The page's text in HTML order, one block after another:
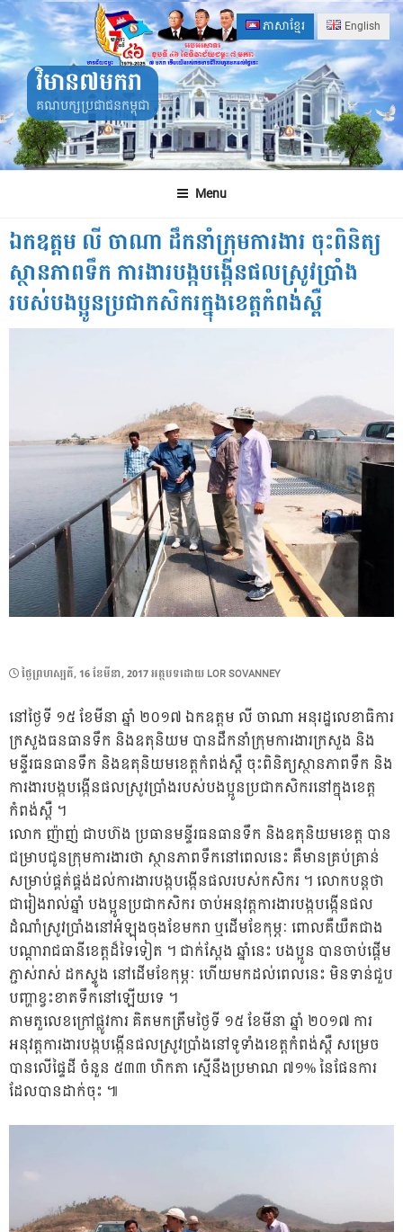
Skip
to
content
ភាសាខ្មែរ English
វិមាន៧មករា
គណបក្សប្រជាជនកម្ពុជា
Menu
ឯកឧត្តម លី ចាណា ដឹកនាំក្រុមការងារ ចុះពិនិត្យ
ស្ថានភាពទឹក ការងារបង្កបង្កើនផលស្រូវប្រាំង
របស់បងប្អូនប្រជាកសិករក្នុងខេត្តកំពង់ស្ពឺ
POSTED
ថ្ងៃ​ព្រហស្បតិ៍, 16 ខែ​មីនា, 2017អត្ថបទដោយ LOR SOVANNEY
នៅថ្ងៃទី ១៥ ខែមីនា ឆ្នាំ ២០១៧ ឯកឧត្តម លី ចាណា អនុរដ្ឋលេខាធិការ
ក្រសួងធនធានទឹក និងឧតុនិយម បានដឹកនាំក្រុមការងារក្រសួង និង
មន្ទីរធនធានទឹក និងឧតុនិយមខេត្តកំពង់ស្ពឺ ចុះពិនិត្យស្ថានភាពទឹក និង
ការងារបង្កបង្កើនផលស្រូវប្រាំងរបស់បងប្អូនប្រជាកសិករនៅក្នុងខេត្ត
កំពង់ស្ពឺ ។
លោក ញ៉ាញ់ ជាបហ៊ង ប្រធានមន្ទីរធនធានទឹក និងឧតុនិយមខេត្ត បាន
ជម្រាបជូនក្រុមការងារថា ស្ថានភាពទឹកនៅពេលនេះ គឺមានគ្រប់គ្រាន់
សម្រាប់ផ្គត់ផ្គង់ដល់ការងារបង្កបង្កើនផលរបស់កសិករ ។ លោកបន្តថា
ជារៀងរាល់ឆ្នាំ បងប្អូនប្រជាកសិករ ចាប់អនុវត្តការងារបង្កបង្កើនផល
ដំណាំស្រូវប្រាំងនៅអំឡុងចុងខែមករា ឬដើមខែកុម្ភៈ ពោលគឺយឺតជាង
បណ្តារាជធានីខេត្តដ៏ទៃទៀត ។ ជាក់ស្តែង ឆ្នាំនេះ បងប្អូន បានចាប់ផ្តើម
ភ្ជាស់រាស់ ដកស្ទូង នៅដើមខែកុម្ភៈ ហើយមកដល់ពេលនេះ មិនទាន់ជួប
បញ្ហាខ្វះខាតទឹកនៅឡើយទេ ។
តាមតួលេខក្រៅផ្លូវការ គិតមកត្រឹមថ្ងៃទី ១៥ ខែមីនា ឆ្នាំ ២០១៧ ការ
អនុវត្តការងារបង្កបង្កើនផលស្រូវប្រាំងនៅទូទាំងខេត្តកំពង់ស្ពឺ សម្រេច
បានលើផ្ទៃដី ចំនួន ៥៣៣ ហិកតា ស្មើនឹងប្រមាណ ៧១% នៃផែនការ
ដែលបានដាក់ចុះ ៕